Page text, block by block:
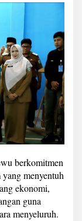
berkomitmen
menyentuh
ekonomi,
guna
menyeluruh.